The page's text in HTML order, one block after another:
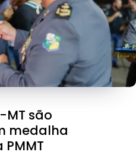
MT são
medalha